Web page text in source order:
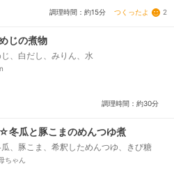
調理時間：約15分 つくったよ 2
じの煮物
、白だし、みりん、水
調理時間：約30分
冬瓜と豚こまのめんつゆ煮
、豚こま、希釈しためんつゆ、きび糖
ちゃん